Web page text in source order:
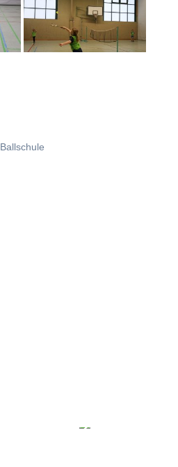
Ballschule